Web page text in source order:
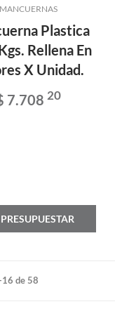
MANCUERNAS
Plastica
Rellena En
X Unidad.
7.70820
PRESUPUESTAR
de 58